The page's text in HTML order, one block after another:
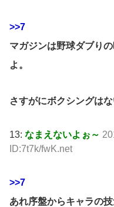
>>7
マガジンは野球ダブり
よ。
さすがにボクシングはな
13: なまえないよぉ～
ID:7t7k/fwK.net
>>7
あれ序盤からキャラの